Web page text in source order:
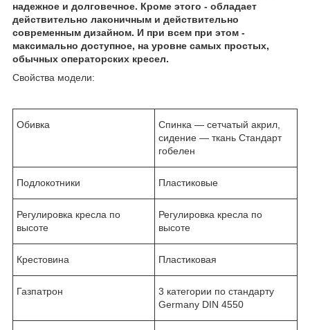
надежное и долговечное. Кроме этого - обладает
действительно лаконичным и действительно
современным дизайном. И при всем при этом -
максимально доступное, на уровне самых простых,
обычных операторских кресел.
Свойства модели:
Обивка
Спинка ― сетчатый акрил,
сидение ― ткань Стандарт
гобелен
Подлокотники Пластиковые
Регулировка кресла по
высоте
Регулировка кресла по
высоте
Крестовина Пластиковая
Газпатрон
3 категории по стандарту
Germany DIN 4550